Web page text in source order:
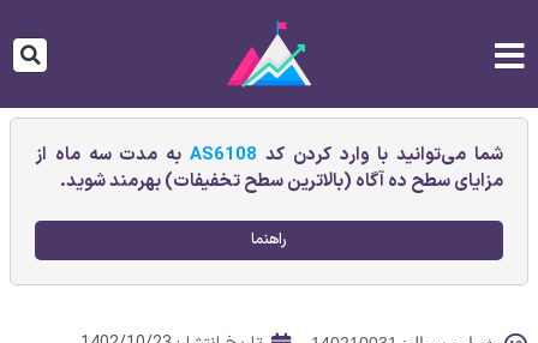
شما می‌توانید با وارد کردن کد AS6108به مدت سه ماه از
مزایای سطح ده آگاه (بالاترین سطح تخفیفات) بهرمند شوید.
راهنما